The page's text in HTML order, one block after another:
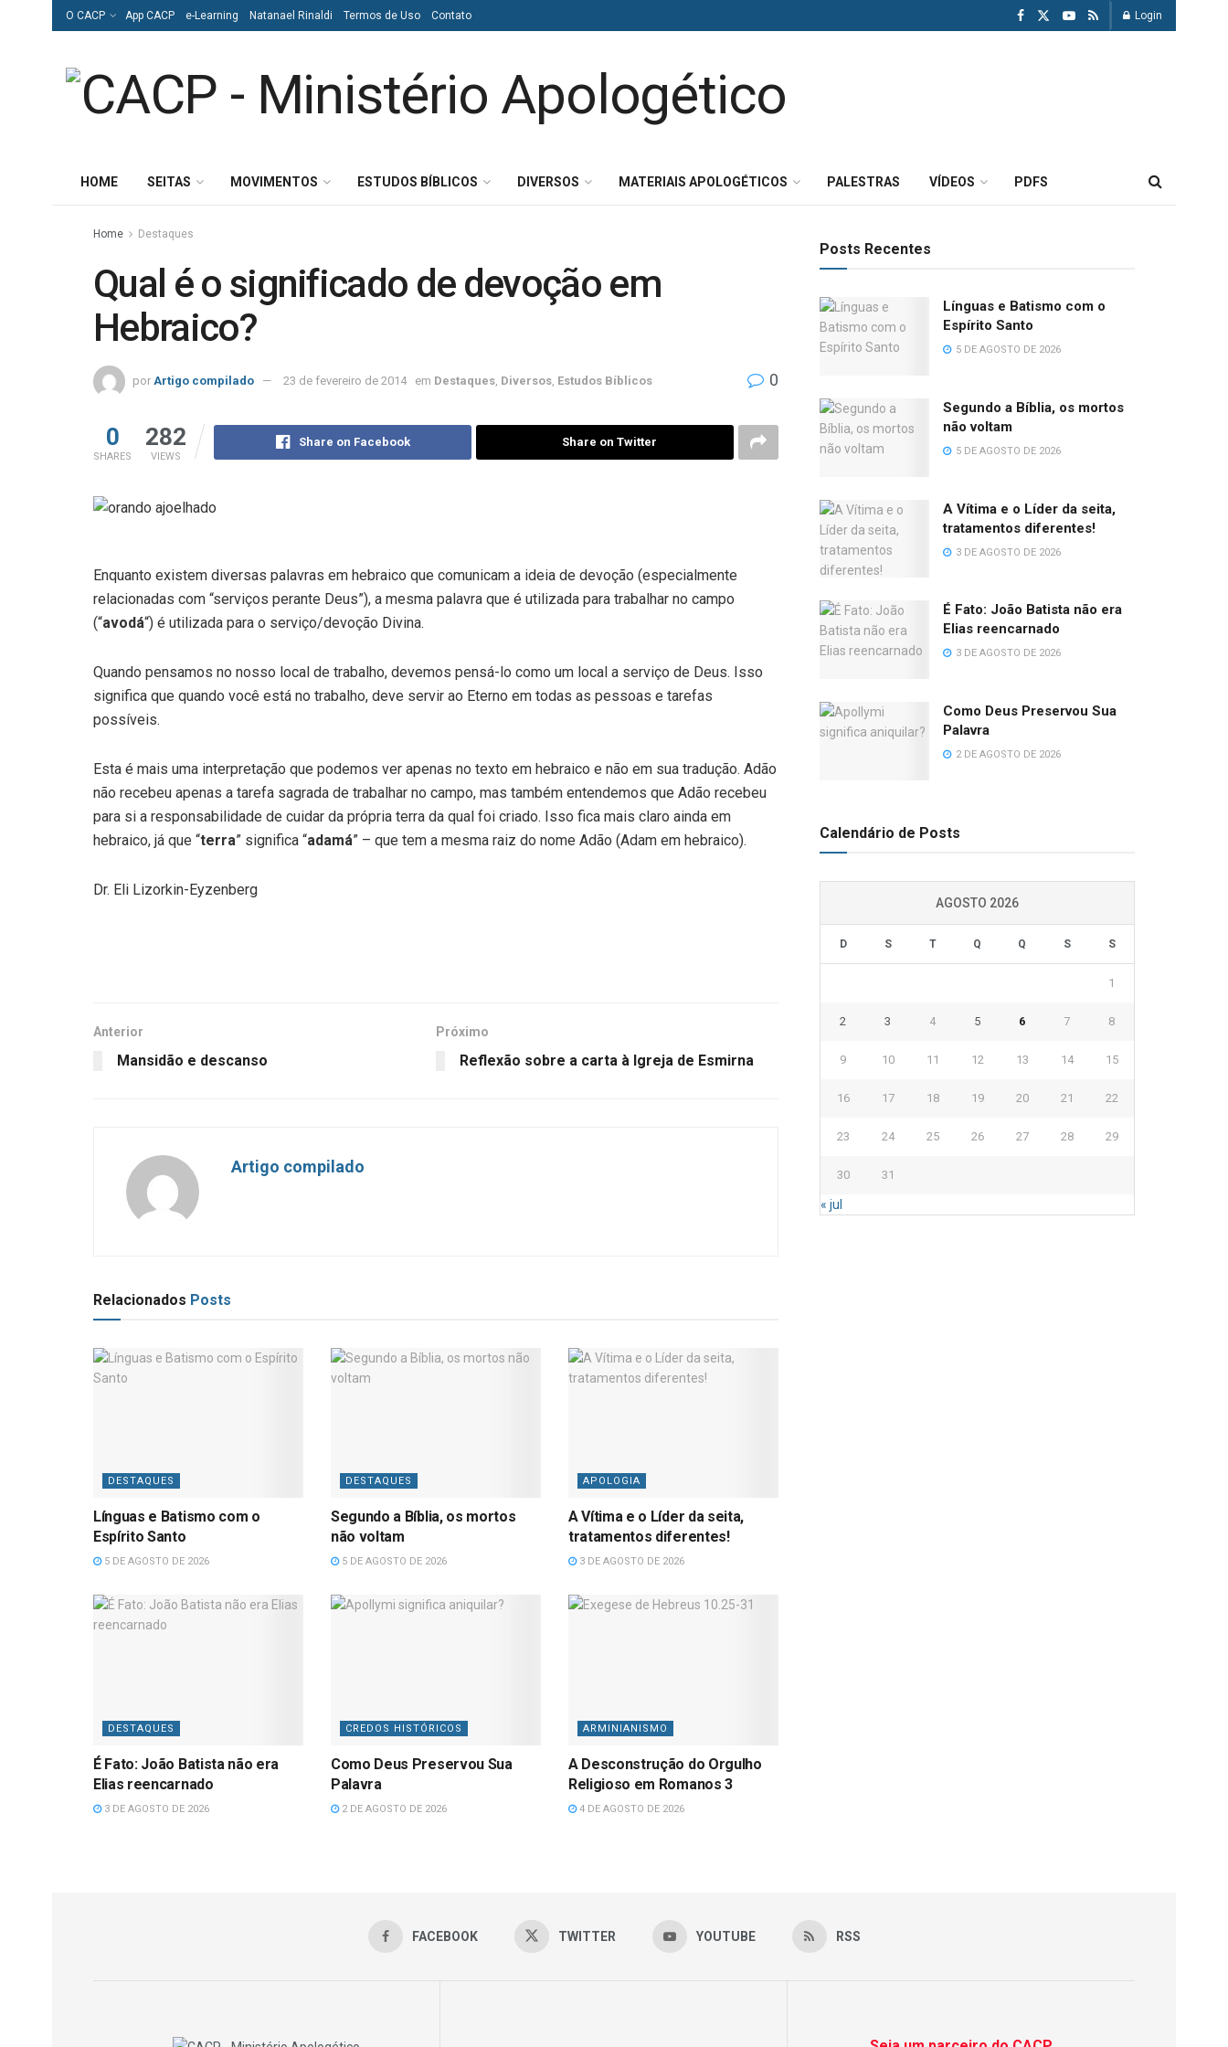
O CACP App CACP e-Learning Natanael Rinaldi Termos de Uso Contato Login
HOME SEITAS MOVIMENTOS ESTUDOS BÍBLICOS DIVERSOS MATERIAIS APOLOGÉTICOS PALESTRAS VÍDEOS PDFS
Home Destaques
Qual é o significado de devoção em
Hebraico?
por Artigo compilado 23 de fevereiro de 2014 em Destaques Diversos Estudos Bíblicos 0
0
SHARES
282
VIEWS
Share on Facebook Share on Twitter
Enquanto existem diversas palavras em hebraico que comunicam a ideia de devoção (especialmente
relacionadas com “serviços perante Deus”), a mesma palavra que é utilizada para trabalhar no campo
(“avodá“) é utilizada para o serviço/devoção Divina.
Quando pensamos no nosso local de trabalho, devemos pensá-lo como um local a serviço de Deus. Isso
significa que quando você está no trabalho, deve servir ao Eterno em todas as pessoas e tarefas
possíveis.
Esta é mais uma interpretação que podemos ver apenas no texto em hebraico e não em sua tradução. Adão
não recebeu apenas a tarefa sagrada de trabalhar no campo, mas também entendemos que Adão recebeu
para si a responsabilidade de cuidar da própria terra da qual foi criado. Isso fica mais claro ainda em
hebraico, já que “terra” significa “adamá” – que tem a mesma raiz do nome Adão (Adam em hebraico).
Dr. Eli Lizorkin-Eyzenberg
Anterior
Mansidão e descanso
Próximo
Reflexão sobre a carta à Igreja de Esmirna
Artigo compilado
Relacionados Posts
DESTAQUES
Línguas e Batismo com o
Espírito Santo
5 DE AGOSTO DE 2026
DESTAQUES
Segundo a Bíblia, os mortos
não voltam
5 DE AGOSTO DE 2026
APOLOGIA
A Vítima e o Líder da seita,
tratamentos diferentes!
3 DE AGOSTO DE 2026
DESTAQUES
É Fato: João Batista não era
Elias reencarnado
3 DE AGOSTO DE 2026
CREDOS HISTÓRICOS
Como Deus Preservou Sua
Palavra
2 DE AGOSTO DE 2026
ARMINIANISMO
A Desconstrução do Orgulho
Religioso em Romanos 3
4 DE AGOSTO DE 2026
Posts Recentes
Línguas e Batismo com o
Espírito Santo
5 DE AGOSTO DE 2026
Segundo a Bíblia, os mortos
não voltam
5 DE AGOSTO DE 2026
A Vítima e o Líder da seita,
tratamentos diferentes!
3 DE AGOSTO DE 2026
É Fato: João Batista não era
Elias reencarnado
3 DE AGOSTO DE 2026
Como Deus Preservou Sua
Palavra
2 DE AGOSTO DE 2026
Calendário de Posts
AGOSTO 2026
D S T Q Q S S
1
2 3 4 5 6 7 8
9 10 11 12 13 14 15
16 17 18 19 20 21 22
23 24 25 26 27 28 29
30 31
« jul
FACEBOOK TWITTER YOUTUBE RSS